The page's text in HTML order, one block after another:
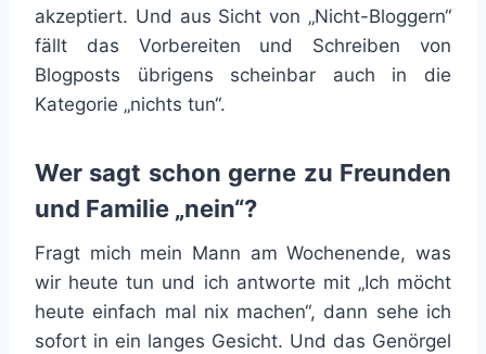
akzeptiert. Und aus Sicht von „Nicht-Bloggern“
fällt das Vorbereiten und Schreiben von
Blogposts übrigens scheinbar auch in die
Kategorie „nichts tun“.
Wer sagt schon gerne zu Freunden
und Familie „nein“?
Fragt mich mein Mann am Wochenende, was
wir heute tun und ich antworte mit „Ich möcht
heute einfach mal nix machen“, dann sehe ich
sofort in ein langes Gesicht. Und das Genörgel